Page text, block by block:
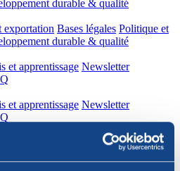
durable & qualité
exportation Bases légales Politique et
durable & qualité
et apprentissage Newsletter
et apprentissage Newsletter